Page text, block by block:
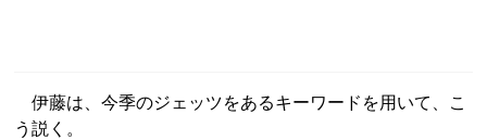
伊藤は、今季のジェッツをあるキーワードを用いて、こ
う説く。